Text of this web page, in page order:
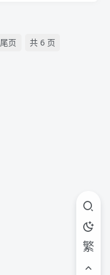
尾页 共 6 页
繁